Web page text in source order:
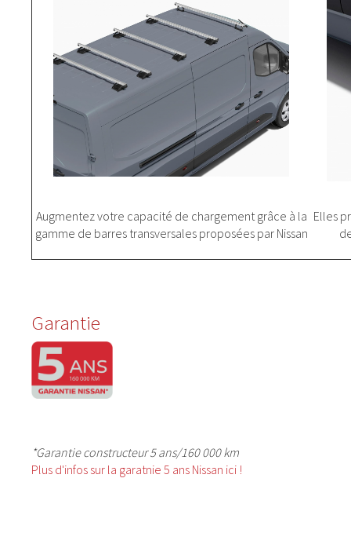
Augmentez votre capacité de chargement grâce à la
gamme de barres transversales proposées par Nissan
Elles
Garantie
*Garantie constructeur 5 ans/160 000 km
Plus d'infos sur la garatnie 5 ans Nissan ici !